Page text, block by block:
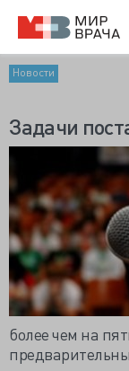
Новости
Задачи
более чем на